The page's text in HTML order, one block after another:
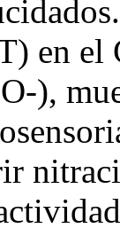
en el
),